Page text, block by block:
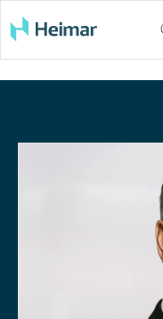
Þjónusta